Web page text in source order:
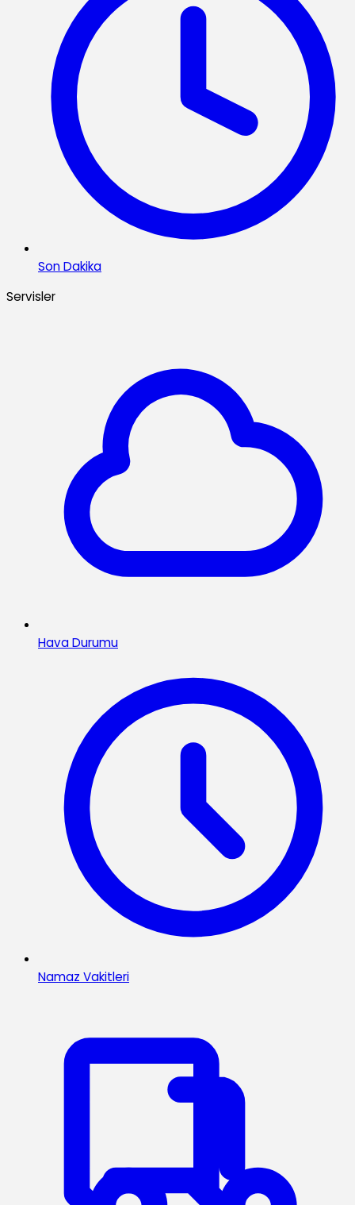
Son Dakika
Servisler
Hava Durumu
Namaz Vakitleri